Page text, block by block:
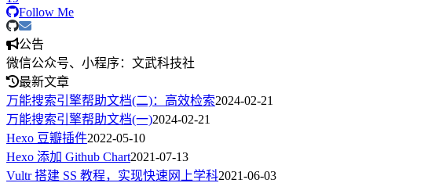
Follow Me
公告
微信公众号、小程序：文武科技社
最新文章
万能搜索引擎帮助文档(二)：高效检索2024-02-21
万能搜索引擎帮助文档(一)2024-02-21
Hexo 豆瓣插件2022-05-10
Hexo 添加 Github Chart2021-07-13
Vultr 搭建 SS 教程，实现快速网上学科2021-06-03